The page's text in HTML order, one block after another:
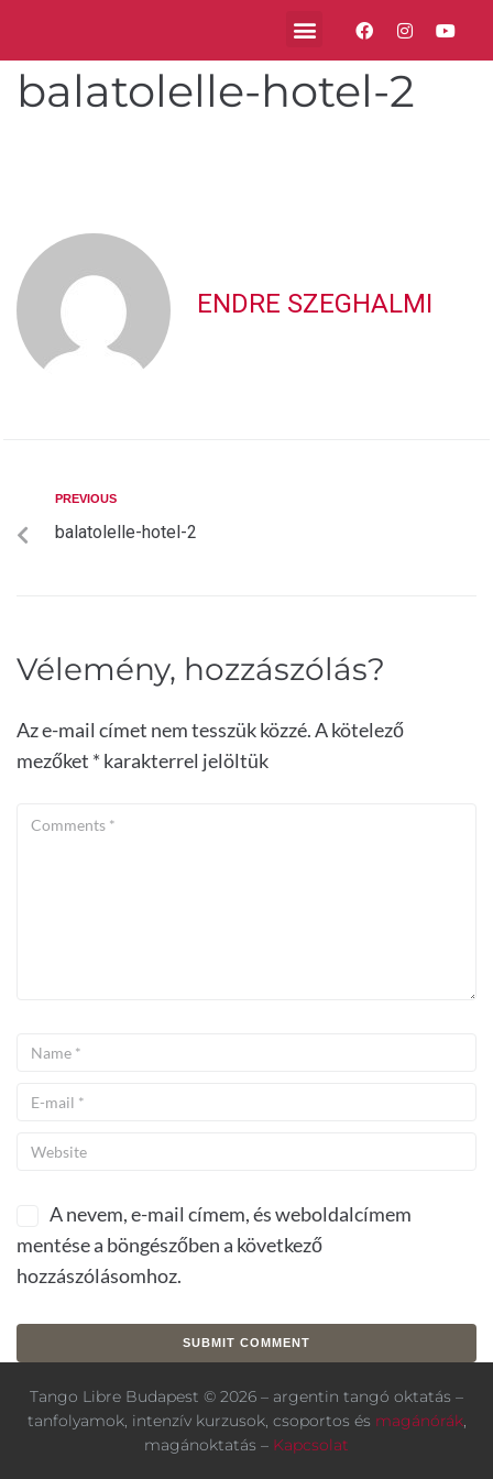
balatolelle-hotel-2
ENDRE SZEGHALMI
PREVIOUS
balatolelle-hotel-2
Vélemény, hozzászólás?
Az e-mail címet nem tesszük közzé.A kötelező
mezőket * karakterrel jelöltük
A nevem, e-mail címem, és weboldalcímem
mentése a böngészőben a következő
hozzászólásomhoz.
Tango Libre Budapest © 2026 – argentin tangó oktatás –
tanfolyamok, intenzív kurzusok, csoportos és magánórák,
magánoktatás – Kapcsolat